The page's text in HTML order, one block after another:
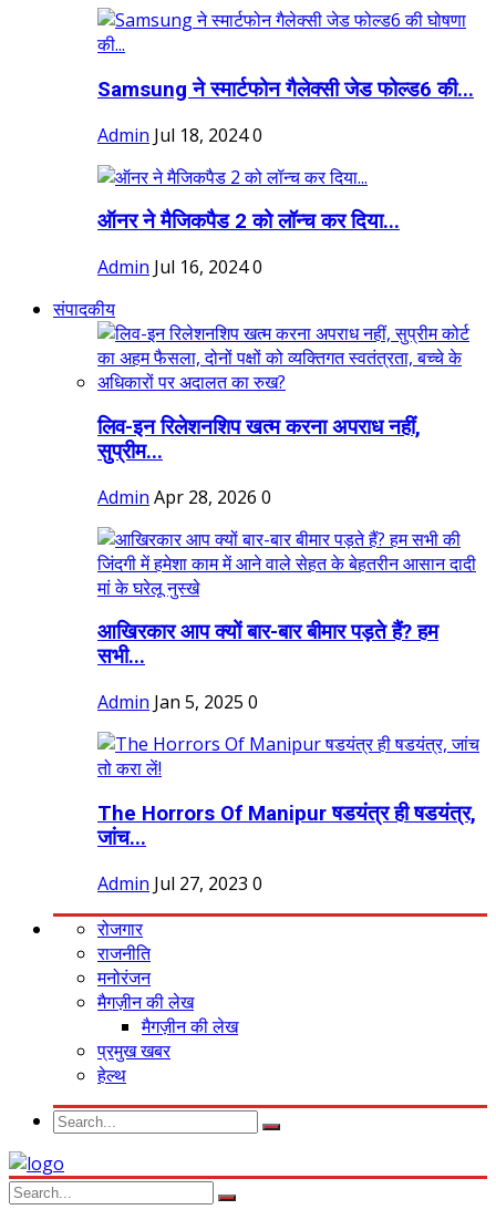
Samsung ने स्मार्टफोन गैलेक्सी जेड फोल्ड6 की...
Admin Jul 18, 20240
ऑनर ने मैजिकपैड 2 को लॉन्च कर दिया...
Admin Jul 16, 20240
संपादकीय
लिव-इन रिलेशनशिप खत्म करना अपराध नहीं,
सुप्रीम...
Admin Apr 28, 2026 0
आखिरकार आप क्यों बार-बार बीमार पड़ते हैं? हम
सभी...
Admin Jan 5, 2025 0
The Horrors Of Manipur षडयंत्र ही षडयंत्र,
जांच...
Admin Jul 27, 2023 0
रोजगार
राजनीति
मनोरंजन
मैगज़ीन की लेख
मैगज़ीन की लेख
प्रमुख खबर
हेल्थ